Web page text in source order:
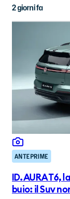
2 giorni fa
ANTEPRIME
ID. AURA
buio: il Suv